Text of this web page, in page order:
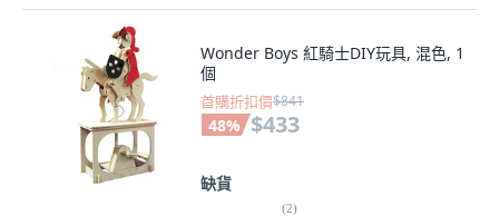
Wonder Boys 紅騎士DIY玩具, 混色, 1
個
首購折扣價$841
48% $433
缺貨
(2)